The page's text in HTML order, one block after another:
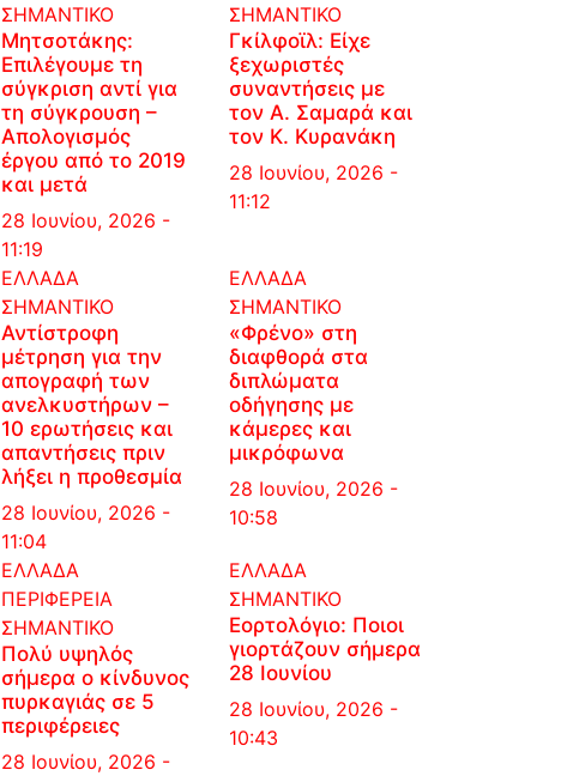
ΣΗΜΑΝΤΙΚΟ
Μητσοτάκης:
Επιλέγουμε τη
σύγκριση αντί για
τη σύγκρουση –
Απολογισμός
έργου από το 2019
και μετά
28 Ιουνίου, 2026 -
11:19
ΣΗΜΑΝΤΙΚΟ
Γκίλφοϊλ: Είχε
ξεχωριστές
συναντήσεις με
τον Α. Σαμαρά και
τον Κ. Κυρανάκη
28 Ιουνίου, 2026 -
11:12
ΕΛΛΑΔΑ
ΣΗΜΑΝΤΙΚΟ
Αντίστροφη
μέτρηση για την
απογραφή των
ανελκυστήρων –
10 ερωτήσεις και
απαντήσεις πριν
λήξει η προθεσμία
28 Ιουνίου, 2026 -
11:04
ΕΛΛΑΔΑ
ΣΗΜΑΝΤΙΚΟ
«Φρένο» στη
διαφθορά στα
διπλώματα
οδήγησης με
κάμερες και
μικρόφωνα
28 Ιουνίου, 2026 -
10:58
ΕΛΛΑΔΑ
ΠΕΡΙΦΕΡΕΙΑ
ΣΗΜΑΝΤΙΚΟ
Πολύ υψηλός
σήμερα ο κίνδυνος
πυρκαγιάς σε 5
περιφέρειες
28 Ιουνίου, 2026 -
ΕΛΛΑΔΑ
ΣΗΜΑΝΤΙΚΟ
Εορτολόγιο: Ποιοι
γιορτάζουν σήμερα
28 Ιουνίου
28 Ιουνίου, 2026 -
10:43